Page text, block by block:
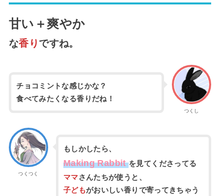
甘い＋爽やか
な香り ですね。
つくし
チョコミントな感じかな？
食べてみたくなる香りだね！
つくつく
もしかしたら、
Making Rabbitを見てくださってる
ママさんたちが使うと、
子どもがおいしい香りで寄ってきちゃう